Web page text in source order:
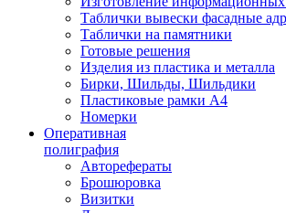
Таблички вывески фасадные
Таблички на памятники
Готовые решения
Изделия из пластика и металла
Бирки, Шильды, Шильдики
Пластиковые рамки А4
Номерки
Оперативная
полиграфия
Авторефераты
Брошюровка
Визитки